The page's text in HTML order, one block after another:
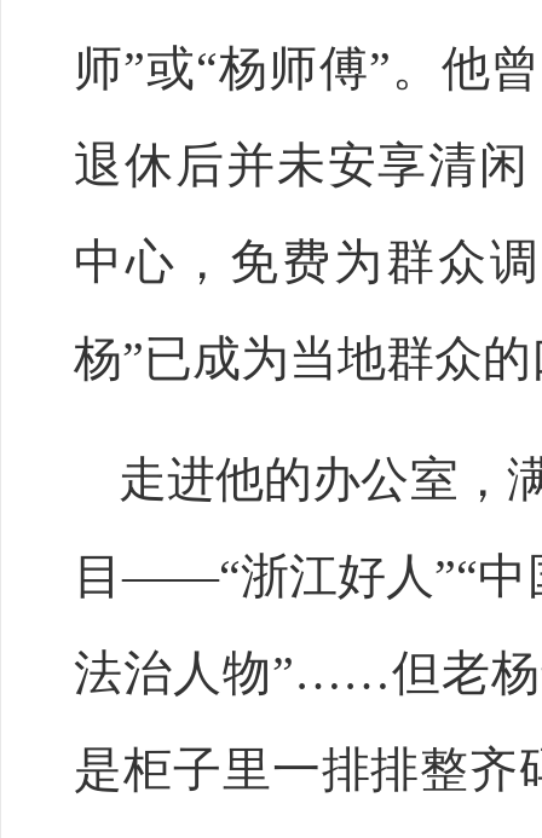
师”或“杨师傅”。他
退休后并未安享清
中心，免费为群众
杨”已成为当地群众
走进他的办公室，
目——“浙江好人”“中
法治人物”……但老杨
是柜子里一排排整齐